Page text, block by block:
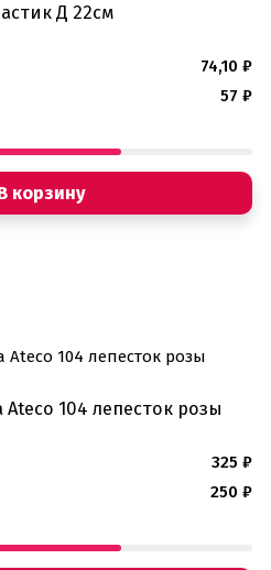
Д 22см
74,10 ₽
57 ₽
корзину
104 лепесток розы
325 ₽
250 ₽